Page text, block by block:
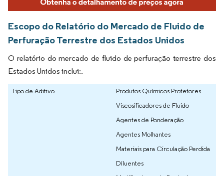
Escopo do Relatório do Mercado de Fluido de
Perfuração Terrestre dos Estados Unidos
O relatório do mercado de fluido de perfuração terrestre dos
Estados Unidos inclui:.
Tipo de Aditivo
Produtos Químicos Protetores
Viscosificadores de Fluido
Agentes de Ponderação
Agentes Molhantes
Materiais para Circulação Perdida
Diluentes